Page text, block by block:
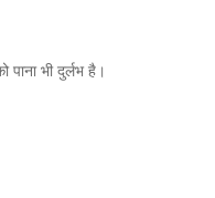
पाना भी दुर्लभ है।